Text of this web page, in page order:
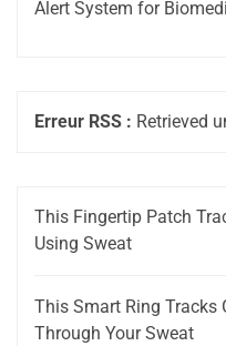
Alert System for
Erreur RSS : Retrieved
This Fingertip Patch
Using Sweat
This Smart Ring Tracks
Through Your Sweat